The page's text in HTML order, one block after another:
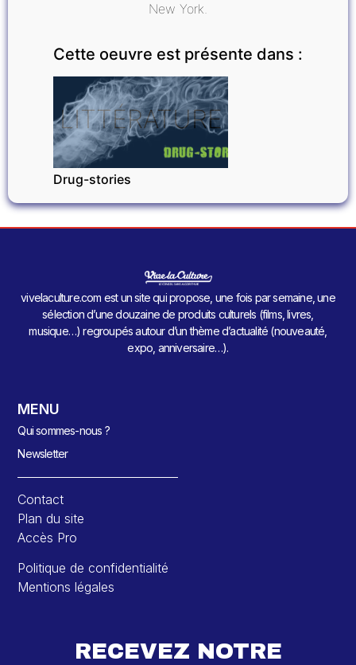
New York.
Cette oeuvre est présente dans :
LITTÉRATURE
Drug-stories
vivelaculture.com est un site qui propose, une fois par semaine, une
sélection d’une douzaine de produits culturels (films, livres,
musique…) regroupés autour d’un thème d’actualité (nouveauté,
expo, anniversaire…).
MENU
Qui sommes-nous ?
Newsletter
Contact
Plan du site
Accès Pro
Politique de confidentialité
Mentions légales
RECEVEZ NOTRE